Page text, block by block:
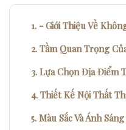
- Giới Thiệu Về
Tầm Quan Trọng
Lựa Chọn Địa Điểm
Thiết Kế Nội Thất
Màu Sắc Và Ánh